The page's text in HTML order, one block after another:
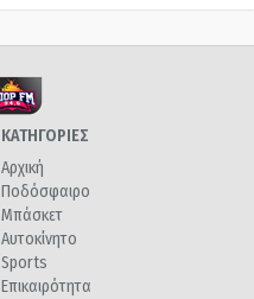
ΚΑΤΗΓΟΡΙΕΣ
Αρχική
Ποδόσφαιρο
Μπάσκετ
Αυτοκίνητο
Sports
Επικαιρότητα